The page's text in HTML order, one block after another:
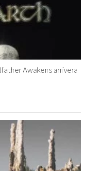
Awakens arrivera